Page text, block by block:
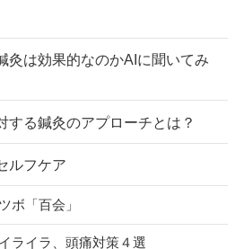
灸は効果的なのかAIに聞いてみ
する鍼灸のアプローチとは？
ルフケア
ボ「百会」
ライラ、頭痛対策４選